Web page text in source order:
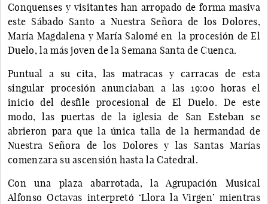
Conquenses y visitantes han arropado de forma masiva
este Sábado Santo a Nuestra Señora de los Dolores,
María Magdalena y María Salomé en la procesión de El
Duelo, la más joven de la Semana Santa de Cuenca.
Puntual a su cita, las matracas y carracas de esta
singular procesión anunciaban a las 19:00 horas el
inicio del desfile procesional de El Duelo. De este
modo, las puertas de la iglesia de San Esteban se
abrieron para que la única talla de la hermandad de
Nuestra Señora de los Dolores y las Santas Marías
comenzara su ascensión hasta la Catedral.
Con una plaza abarrotada, la Agrupación Musical
Alfonso Octavas interpretó ‘Llora la Virgen’ mientras